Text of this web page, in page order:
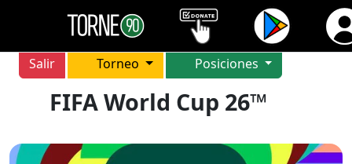
Salir Torneo Posiciones
FIFA World Cup 26™